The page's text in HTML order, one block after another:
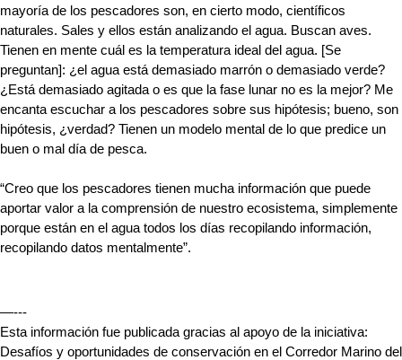
mayoría de los pescadores son, en cierto modo, científicos
naturales. Sales y ellos están analizando el agua. Buscan aves.
Tienen en mente cuál es la temperatura ideal del agua. [Se
preguntan]: ¿el agua está demasiado marrón o demasiado verde?
¿Está demasiado agitada o es que la fase lunar no es la mejor? Me
encanta escuchar a los pescadores sobre sus hipótesis; bueno, son
hipótesis, ¿verdad? Tienen un modelo mental de lo que predice un
buen o mal día de pesca.
“Creo que los pescadores tienen mucha información que puede
aportar valor a la comprensión de nuestro ecosistema, simplemente
porque están en el agua todos los días recopilando información,
recopilando datos mentalmente”.
—---
Esta información fue publicada gracias al apoyo de la iniciativa:
Desafíos y oportunidades de conservación en el Corredor Marino del